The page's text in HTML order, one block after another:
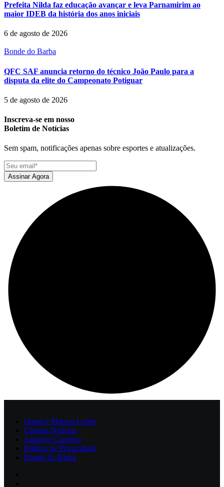
Prefeita Nilda faz educação avançar e leva Parnamirim ao
maior IDEB da história dos anos iniciais
6 de agosto de 2026
Bonde do Barba
QFC SAF anuncia retorno do técnico João Paulo para a
disputa da elite do Campeonato Potiguar
5 de agosto de 2026
Inscreva-se em nosso
Boletim de Notícias
Sem spam, notificações apenas sobre esportes e atualizações.
Assinar Agora
Quem é Marcos Lopes
Últimas Notícias
Anuncie Conosco
Política de Privacidade
Bonde do Barba